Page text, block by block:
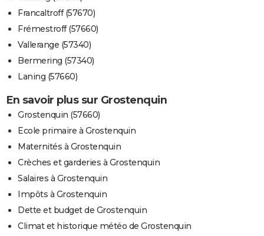
Francaltroff (57670)
Frémestroff (57660)
Vallerange (57340)
Bermering (57340)
Laning (57660)
En savoir plus sur Grostenquin
Grostenquin (57660)
Ecole primaire à Grostenquin
Maternités à Grostenquin
Crèches et garderies à Grostenquin
Salaires à Grostenquin
Impôts à Grostenquin
Dette et budget de Grostenquin
Climat et historique météo de Grostenquin